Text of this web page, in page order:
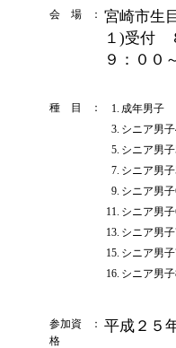
会 場 ： 宮崎市生
１)受付
９：００
種 目 ： 1. 成年男子
3. シニア男
5. シニア男
7. シニア男
9. シニア男
11. シニア男
13. シニア男
15. シニア男
16. シニア男
参加資
格
： 平成２５